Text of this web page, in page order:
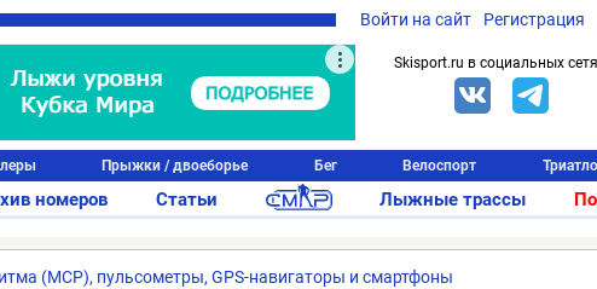
Войти на сайт Регистрация
Skisport.ru в социальных
Прыжки / двоеборье Бег Велоспорт
номеров Статьи Лыжные трассы
(МСР), пульсометры, GPS-навигаторы и смартфоны